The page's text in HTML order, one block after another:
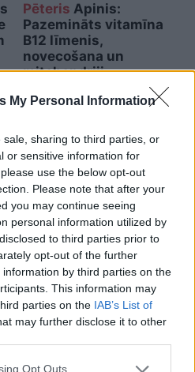
My Personal Information
sharing to third parties, or
or sensitive information for
use the below opt-out
Please note that after your
you may continue seeing
personal information utilized by
to third parties prior to
opt-out of the further
by third parties on the
This information may
parties on the IAB’s List of
may further disclose it to other
app uses one or more Google
Opt Outs
Pēteris Apinis:
Pazemināts vitamīna
B12 līmenis,
novecošana un
mitohondriji
laikus,
nedzert –